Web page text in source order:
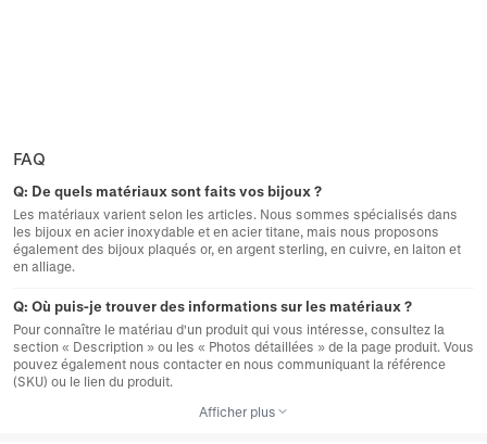
FAQ
Q: De quels matériaux sont faits vos bijoux ?
Les matériaux varient selon les articles. Nous sommes spécialisés dans
les bijoux en acier inoxydable et en acier titane, mais nous proposons
également des bijoux plaqués or, en argent sterling, en cuivre, en laiton et
en alliage.
Q: Où puis-je trouver des informations sur les matériaux ?
Pour connaître le matériau d'un produit qui vous intéresse, consultez la
section « Description » ou les « Photos détaillées » de la page produit. Vous
pouvez également nous contacter en nous communiquant la référence
(SKU) ou le lien du produit.
Afficher plus